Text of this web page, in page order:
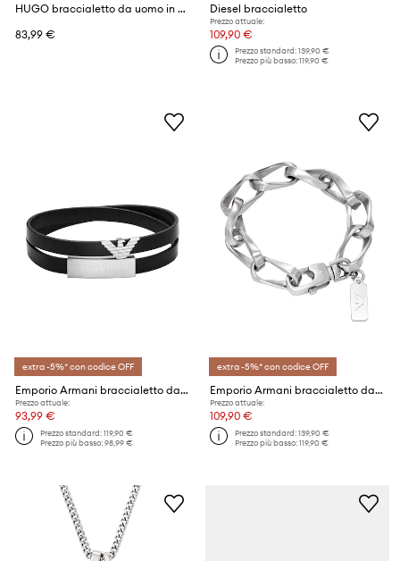
HUGO braccialetto da uomo in acciaio inox con lapislazzuli E-BEADS5-BRA
83,99 €
Diesel braccialetto
Prezzo attuale:
109,90 €
Prezzo standard:139,90 €
Prezzo più basso:119,90 €
extra -5%* con codice OFF
Emporio Armani braccialetto da uomo in pelle Eagle Logo
Prezzo attuale:
93,99 €
Prezzo standard:119,90 €
Prezzo più basso:98,99 €
extra -5%* con codice OFF
Emporio Armani braccialetto da uomo acciaio inox Eagle Logo
Prezzo attuale:
109,90 €
Prezzo standard:139,90 €
Prezzo più basso:119,90 €